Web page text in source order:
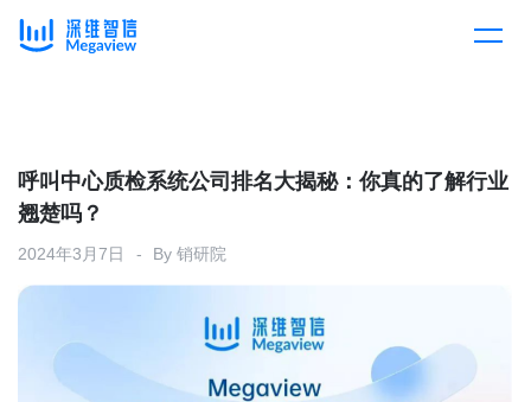
产品总览
产品集成
解决方案
按行业
客户案例
定价
呼叫中心质检系统公司排名大揭秘：你真的了解行业
翘楚吗？
2024年3月7日 By 销研院